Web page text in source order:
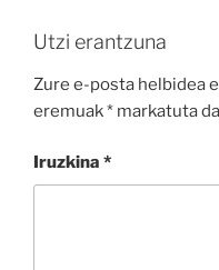
Utzi erantzuna
Zure e-posta helbidea
eremuak* markatuta
Iruzkina *